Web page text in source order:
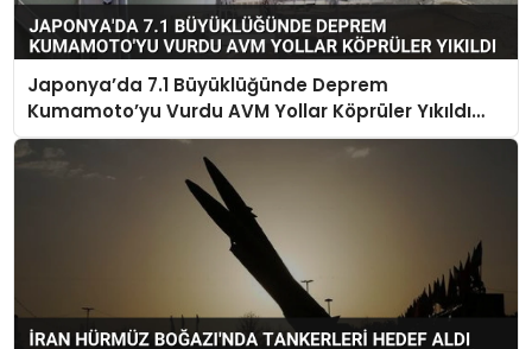
Japonya’da 7.1 Büyüklüğünde Deprem
Kumamoto’yu Vurdu AVM Yollar Köprüler Yıkıldı
Çok Sayıda Can Kaybı Var